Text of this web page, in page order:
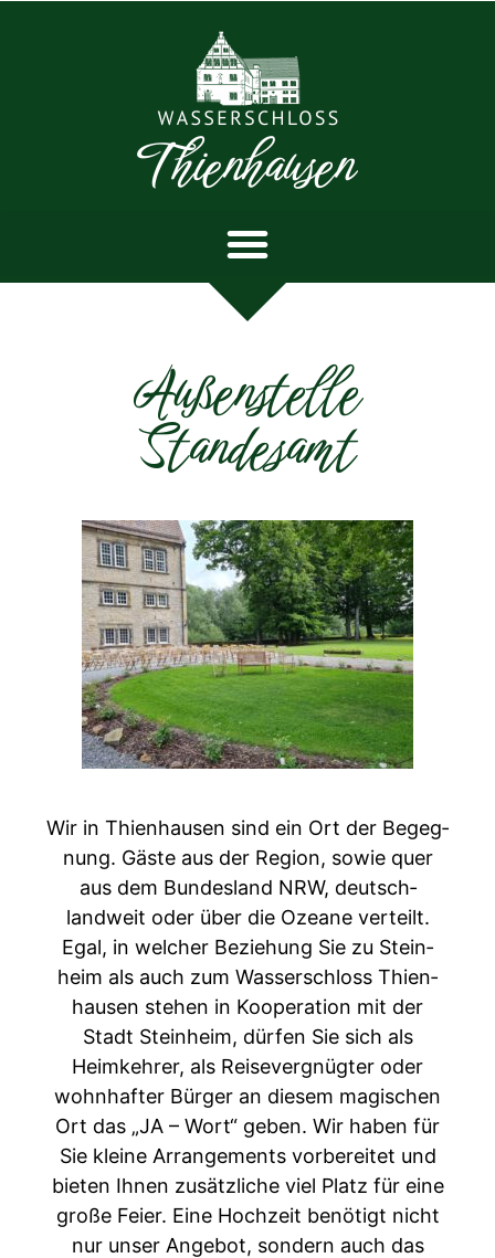
Außenstelle
Standesamt
Wir in Thien­hausen sind ein Ort der Begeg­
nung. Gäste aus der Region, sowie quer
aus dem Bun­des­land NRW, deutsch­
landweit oder über die Ozeane verteilt.
Egal, in welch­er Beziehung Sie zu Stein­
heim als auch zum Wasser­schloss Thien­
hausen ste­hen in Koop­er­a­tion mit der
Stadt Stein­heim, dür­fen Sie sich als
Heimkehrer, als Rei­sev­ergnügter oder
wohn­hafter Bürg­er an diesem magis­chen
Ort das „JA – Wort“ geben. Wir haben für
Sie kleine Arrange­ments vor­bere­it­et und
bieten Ihnen zusät­zliche viel Platz für eine
große Feier. Eine Hochzeit benötigt nicht
nur unser Ange­bot, son­dern auch das